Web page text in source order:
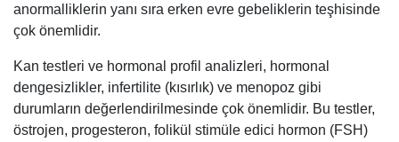
anormalliklerin yanı sıra erken evre gebeliklerin teşhisinde
çok önemlidir.
Kan testleri ve hormonal profil analizleri, hormonal
dengesizlikler, infertilite (kısırlık) ve menopoz gibi
durumların değerlendirilmesinde çok önemlidir. Bu testler,
östrojen, progesteron, folikül stimüle edici hormon (FSH)